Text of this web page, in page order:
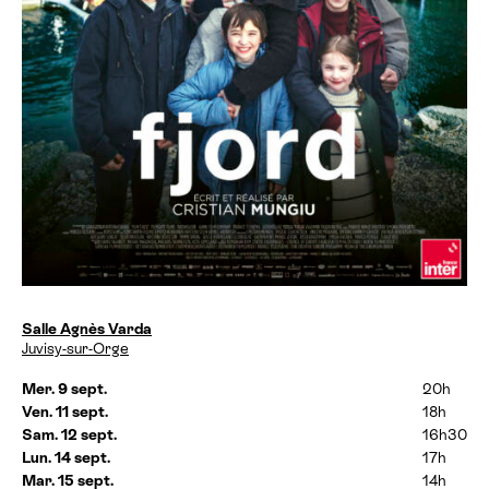
D
a
e
s
e
t
h
o
Salle Agnès Varda
Juvisy-sur-Orge
Mer. 9 sept.
20h
Ven. 11 sept.
18h
Sam. 12 sept.
16h30
Lun. 14 sept.
17h
Mar. 15 sept.
14h